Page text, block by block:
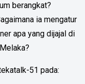
berangkat?
ia mengatur
apa yang dijajal di
51 pada: